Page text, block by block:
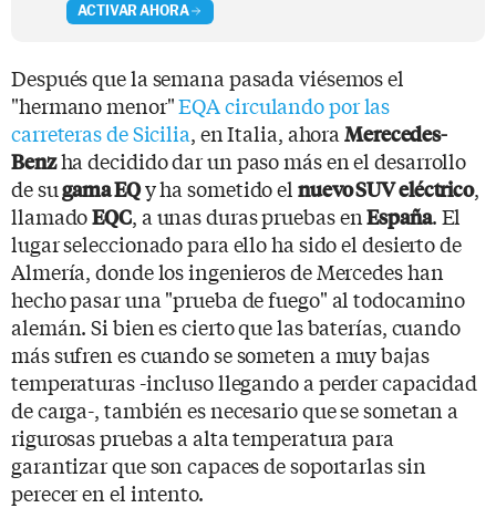
ACTIVAR AHORA
Después que la semana pasada viésemos el
"hermano menor"EQA circulando por las
carreteras de Sicilia, en Italia, ahoraMerecedes-
Benzha decidido dar un paso más en el desarrollo
de sugama EQy ha sometido el nuevo SUV eléctrico,
llamadoEQC, a unas duras pruebas enEspaña. El
lugar seleccionado para ello ha sido el desierto de
Almería, donde los ingenieros de Mercedes han
hecho pasar una "prueba de fuego" al todocamino
alemán. Si bien es cierto que las baterías, cuando
más sufren es cuando se someten a muy bajas
temperaturas -incluso llegando a perder capacidad
de carga-, también es necesario que se sometan a
rigurosas pruebas a alta temperatura para
garantizar que son capaces de soportarlas sin
perecer en el intento.